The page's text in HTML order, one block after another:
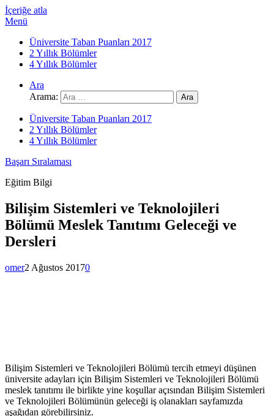
İçeriğe atla
Menü
Üniversite Taban Puanları 2017
2 Yıllık Bölümler
4 Yıllık Bölümler
Ara
Arama:
Üniversite Taban Puanları 2017
2 Yıllık Bölümler
4 Yıllık Bölümler
Başarı Sıralaması
Eğitim Bilgi
Bilişim Sistemleri ve Teknolojileri
Bölümü Meslek Tanıtımı Geleceği ve
Dersleri
omer2 Ağustos 20170
Bilişim Sistemleri ve Teknolojileri Bölümü tercih etmeyi düşünen
üniversite adayları için Bilişim Sistemleri ve Teknolojileri Bölümü
meslek tanıtımı ile birlikte yine koşullar açısından Bilişim Sistemleri
ve Teknolojileri Bölümünün geleceği iş olanakları sayfamızda
aşağıdan görebilirsiniz.